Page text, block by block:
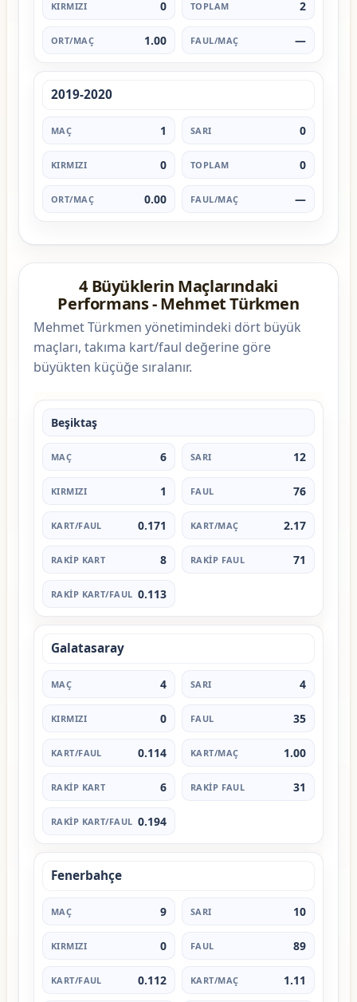
0 2
1.00 —
2019-2020
1 0
0 0
0.00 —
4 Büyüklerin Maçlarındaki
Performans - Mehmet Türkmen
Mehmet Türkmen yönetimindeki dört büyük
maçları, takıma kart/faul değerine göre
büyükten küçüğe sıralanır.
Beşiktaş
6 12
1 76
0.171 2.17
8 71
0.113
Galatasaray
4 4
0 35
0.114 1.00
6 31
0.194
Fenerbahçe
9 10
0 89
0.112 1.11